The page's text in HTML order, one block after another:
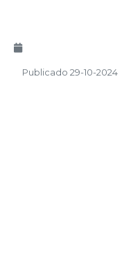
Publicado 29-10-2024